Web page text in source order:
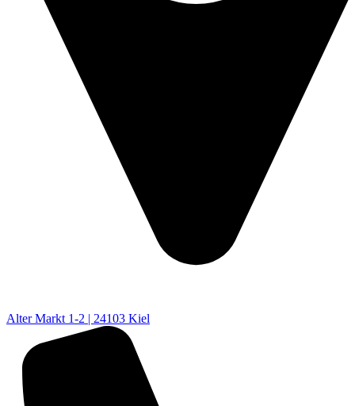
Alter Markt 1-2 | 24103 Kiel